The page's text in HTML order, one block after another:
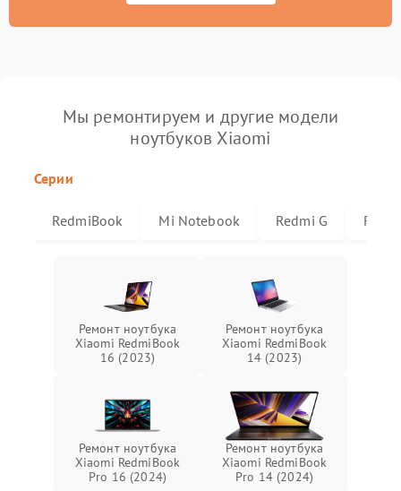
Мы ремонтируем и другие модели
ноутбуков Xiaomi
Серии
RedmiBook Mi Notebook Redmi G
Ремонт ноутбука
Xiaomi RedmiBook
16 (2023)
Ремонт ноутбука
Xiaomi RedmiBook
14 (2023)
Ремонт ноутбука
Xiaomi RedmiBook
Pro 16 (2024)
Ремонт ноутбука
Xiaomi RedmiBook
Pro 14 (2024)